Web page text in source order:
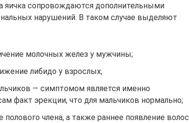
яичка сопровождаются дополнительными
нарушений. В таком случае выделяют
молочных желез у мужчины;
либидо у взрослых;
— симптомом является именно
факт эрекции, что для мальчиков нормально;
члена, а также раннее появление волос